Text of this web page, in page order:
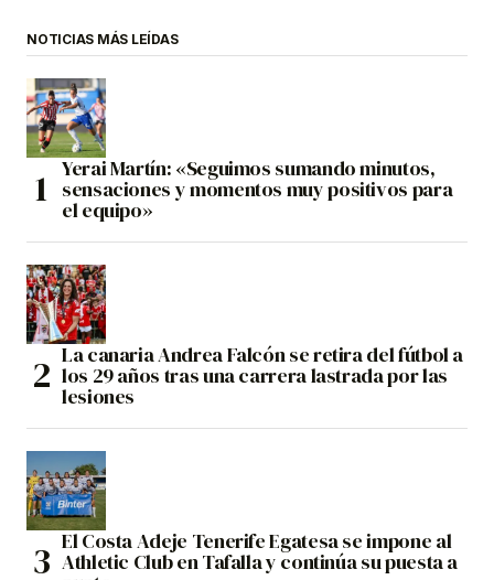
NOTICIAS MÁS LEÍDAS
Yerai Martín: «Seguimos sumando minutos,
sensaciones y momentos muy positivos para
el equipo»
La canaria Andrea Falcón se retira del fútbol a
los 29 años tras una carrera lastrada por las
lesiones
El Costa Adeje Tenerife Egatesa se impone al
Athletic Club en Tafalla y continúa su puesta a